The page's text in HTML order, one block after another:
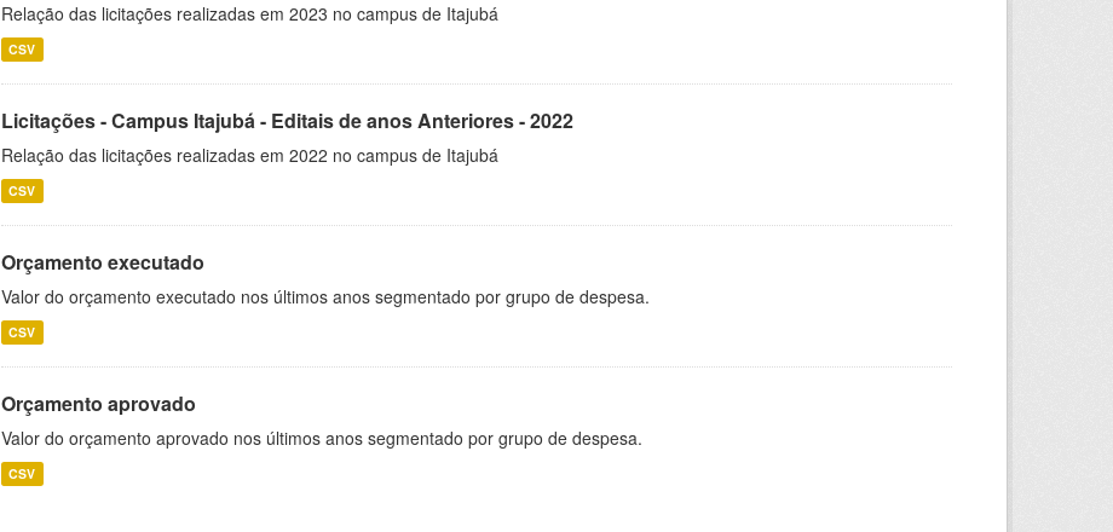
Relação das licitações realizadas em 2023 no campus de Itajubá
CSV
Licitações - Campus Itajubá - Editais de anos Anteriores - 2022
Relação das licitações realizadas em 2022 no campus de Itajubá
CSV
Orçamento executado
Valor do orçamento executado nos últimos anos segmentado por grupo de despesa.
CSV
Orçamento aprovado
Valor do orçamento aprovado nos últimos anos segmentado por grupo de despesa.
CSV